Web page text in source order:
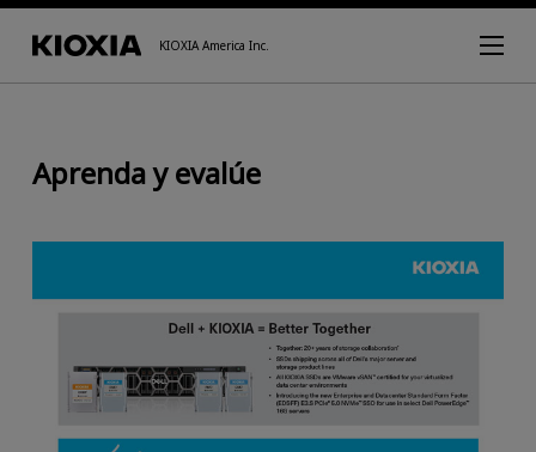
KIOXIA America Inc.
Aprenda y evalúe